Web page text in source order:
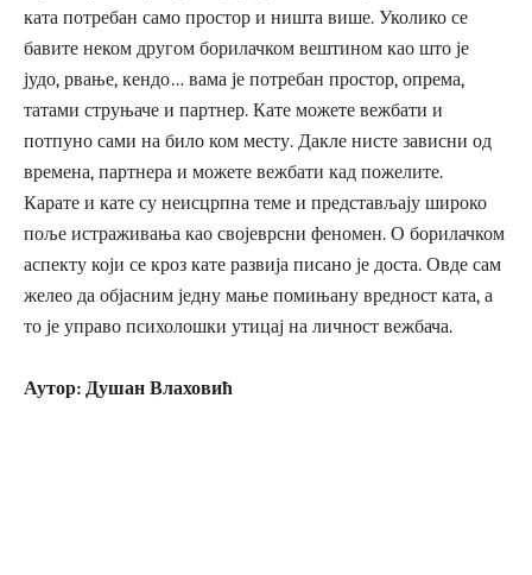
ката потребан само простор и ништа више. Уколико се
бавите неком другом борилачком вештином као што је
јудо, рвање, кендо… вама је потребан простор, опрема,
татами струњаче и партнер. Кате можете вежбати и
потпуно сами на било ком месту. Дакле нисте зависни од
времена, партнера и можете вежбати кад пожелите.
Карате и кате су неисцрпна теме и представљају широко
поље истраживања као својеврсни феномен. О борилачком
аспекту који се кроз кате развија писано је доста. Овде сам
желео да објасним једну мање помињану вредност ката, а
то је управо психолошки утицај на личност вежбача.
Аутор: Душан Влаховић